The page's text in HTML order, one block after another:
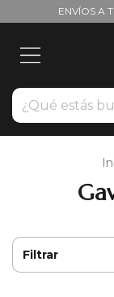
ENVÍOS A
Filtrar